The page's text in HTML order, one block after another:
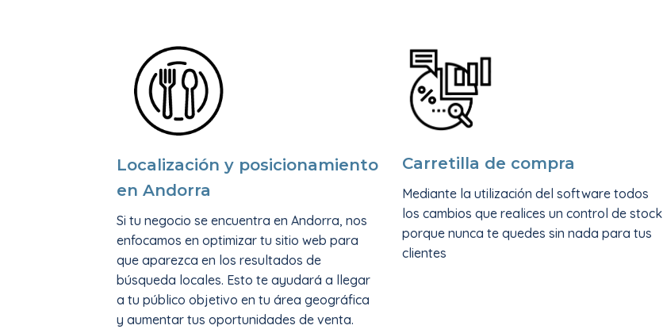
Localización y posicionamiento
en Andorra
Si tu negocio se encuentra en Andorra, nos
enfocamos en optimizar tu sitio web para
que aparezca en los resultados de
búsqueda locales. Esto te ayudará a llegar
a tu público objetivo en tu área geográfica
y aumentar tus oportunidades de venta.
Carretilla de compra
Mediante la utilización del software todos
los cambios que realices un control de stock
porque nunca te quedes sin nada para tus
clientes